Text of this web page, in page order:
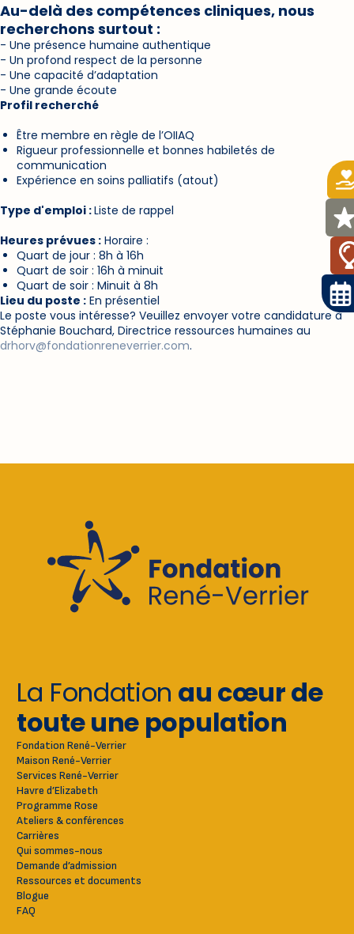
Au-delà des compétences cliniques, nous
recherchons surtout :
- Une présence humaine authentique
- Un profond respect de la personne
- Une capacité d’adaptation
- Une grande écoute
Profil recherché
Être membre en règle de l’OIIAQ
Rigueur professionnelle et bonnes habiletés de
communication
Expérience en soins palliatifs (atout)
Type d'emploi :Liste de rappel
Heures prévues : Horaire :
Quart de jour : 8h à 16h
Quart de soir : 16h à minuit
Quart de soir : Minuit à 8h
Lieu du poste : En présentiel
Le poste vous intéresse? Veuillez envoyer votre candidature à
Stéphanie Bouchard, Directrice ressources humaines au
drhorv@fondationreneverrier.com.
La Fondation au cœur de
toute une population
Fondation René-Verrier
Maison René-Verrier
Services René-Verrier
Havre d’Elizabeth
Programme Rose
Ateliers & conférences
Carrières
Qui sommes-nous
Demande d’admission
Ressources et documents
Blogue
FAQ